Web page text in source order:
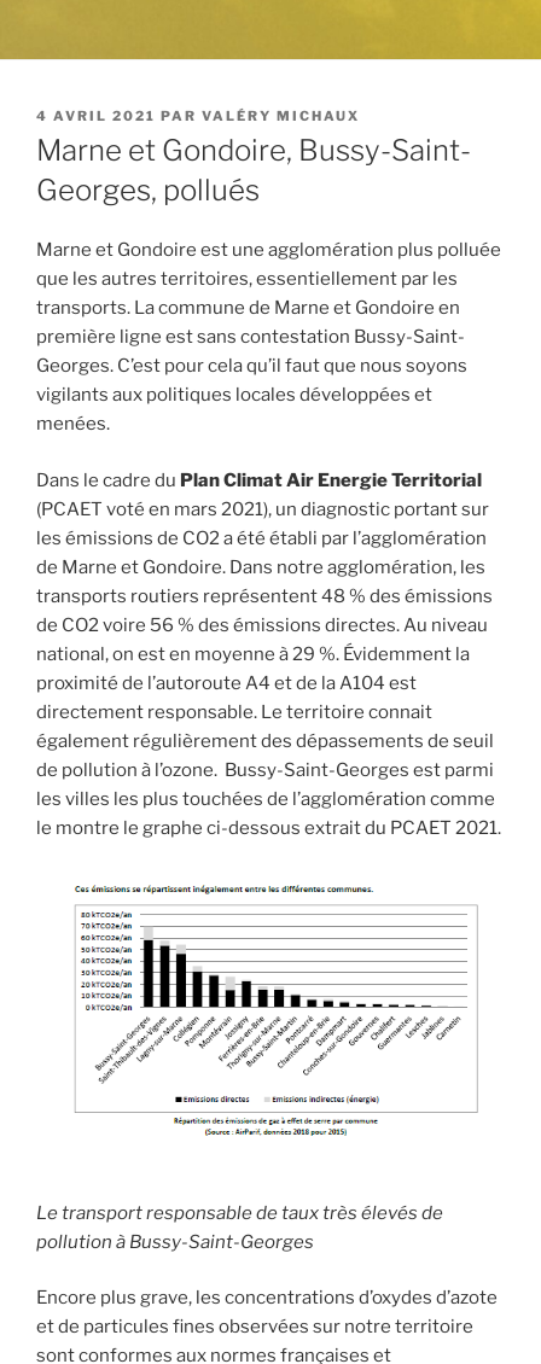
PUBLIÉ
LE
4 AVRIL 2021 PAR VALÉRY MICHAUX
Marne et Gondoire, Bussy-Saint-
Georges, pollués
Marne et Gondoire est une agglomération plus polluée
que les autres territoires, essentiellement par les
transports. La commune de Marne et Gondoire en
première ligne est sans contestation Bussy-Saint-
Georges. C’est pour cela qu’il faut que nous soyons
vigilants aux politiques locales développées et
menées.
Dans le cadre du Plan Climat Air Energie Territorial
(PCAET voté en mars 2021), un diagnostic portant sur
les émissions de CO2 a été établi par l’agglomération
de Marne et Gondoire. Dans notre agglomération, les
transports routiers représentent 48 % des émissions
de CO2 voire 56 % des émissions directes. Au niveau
national, on est en moyenne à 29 %. Évidemment la
proximité de l’autoroute A4 et de la A104 est
directement responsable. Le territoire connait
également régulièrement des dépassements de seuil
de pollution à l’ozone. Bussy-Saint-Georges est parmi
les villes les plus touchées de l’agglomération comme
le montre le graphe ci-dessous extrait du PCAET 2021.
Le transport responsable de taux très élevés de
pollution à Bussy-Saint-Georges
Encore plus grave, les concentrations d’oxydes d’azote
et de particules fines observées sur notre territoire
sont conformes aux normes françaises et